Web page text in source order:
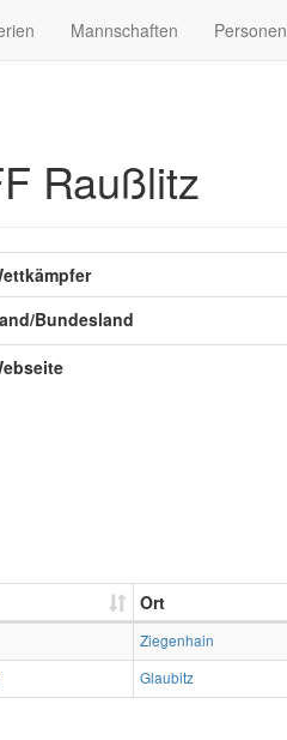
Mannschaften Personen
Raußlitz
Bundesland
Ort
Ziegenhain
Glaubitz